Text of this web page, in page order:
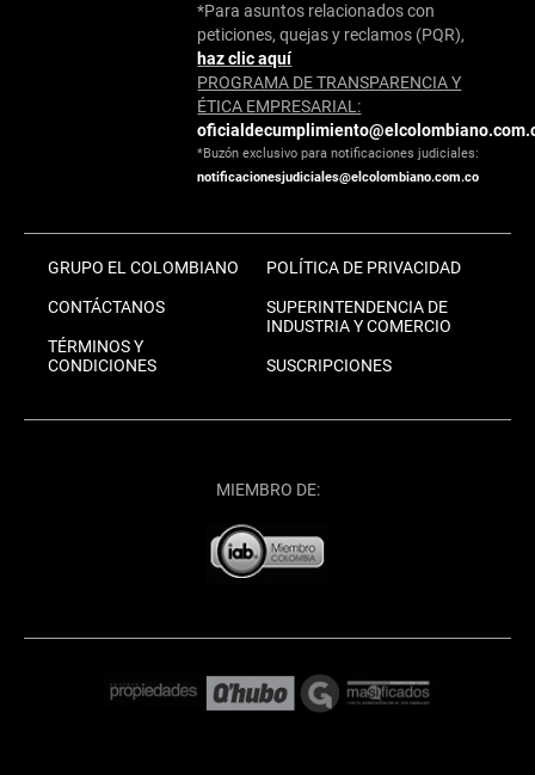
*Para asuntos relacionados con
peticiones, quejas y reclamos (PQR),
haz clic aquí
PROGRAMA DE TRANSPARENCIA Y
ÉTICA EMPRESARIAL:
*Buzón exclusivo para notificaciones judiciales:
notificacionesjudiciales@elcolombiano.com.co
GRUPO EL COLOMBIANO
CONTÁCTANOS
TÉRMINOS Y
CONDICIONES
POLÍTICA DE PRIVACIDAD
SUPERINTENDENCIA DE
INDUSTRIA Y COMERCIO
SUSCRIPCIONES
MIEMBRO DE: